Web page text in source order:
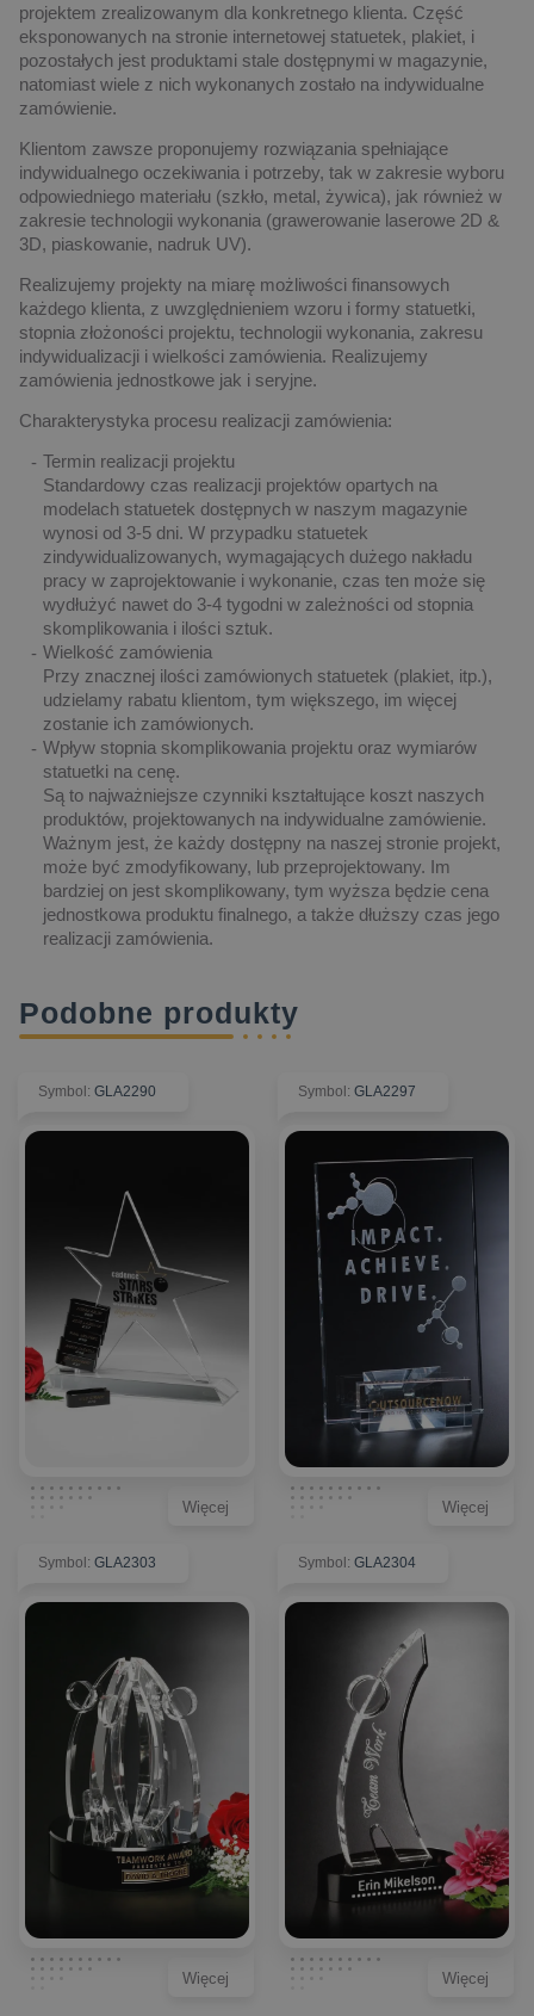
projektem zrealizowanym dla konkretnego klienta. Część
eksponowanych na stronie internetowej statuetek, plakiet, i
pozostałych jest produktami stale dostępnymi w magazynie,
natomiast wiele z nich wykonanych zostało na indywidualne
zamówienie.
Klientom zawsze proponujemy rozwiązania spełniające
indywidualnego oczekiwania i potrzeby, tak w zakresie wyboru
odpowiedniego materiału (szkło, metal, żywica), jak również w
zakresie technologii wykonania (grawerowanie laserowe 2D &
3D, piaskowanie, nadruk UV).
Realizujemy projekty na miarę możliwości finansowych
każdego klienta, z uwzględnieniem wzoru i formy statuetki,
stopnia złożoności projektu, technologii wykonania, zakresu
indywidualizacji i wielkości zamówienia. Realizujemy
zamówienia jednostkowe jak i seryjne.
Charakterystyka procesu realizacji zamówienia:
Termin realizacji projektu
Standardowy czas realizacji projektów opartych na
modelach statuetek dostępnych w naszym magazynie
wynosi od 3-5 dni. W przypadku statuetek
zindywidualizowanych, wymagających dużego nakładu
pracy w zaprojektowanie i wykonanie, czas ten może się
wydłużyć nawet do 3-4 tygodni w zależności od stopnia
skomplikowania i ilości sztuk.
Wielkość zamówienia
Przy znacznej ilości zamówionych statuetek (plakiet, itp.),
udzielamy rabatu klientom, tym większego, im więcej
zostanie ich zamówionych.
Wpływ stopnia skomplikowania projektu oraz wymiarów
statuetki na cenę.
Są to najważniejsze czynniki kształtujące koszt naszych
produktów, projektowanych na indywidualne zamówienie.
Ważnym jest, że każdy dostępny na naszej stronie projekt,
może być zmodyfikowany, lub przeprojektowany. Im
bardziej on jest skomplikowany, tym wyższa będzie cena
jednostkowa produktu finalnego, a także dłuższy czas jego
realizacji zamówienia.
Podobne produkty
Symbol: GLA2290
Więcej
Symbol: GLA2297
Więcej
Symbol: GLA2303
Więcej
Symbol: GLA2304
Więcej